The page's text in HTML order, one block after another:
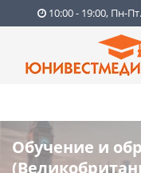
10:00 - 19:00, Пн-Пт.
Обучение и